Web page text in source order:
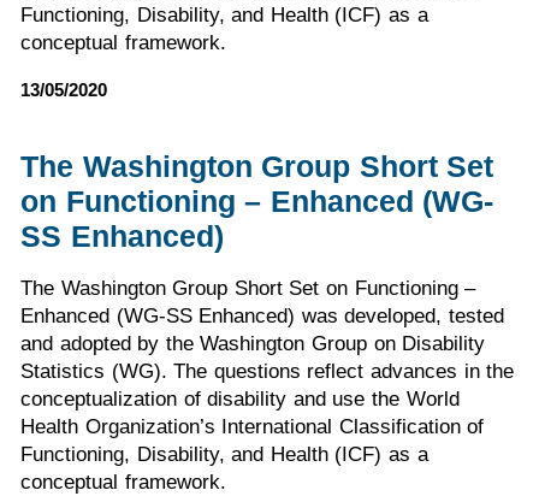
Functioning, Disability, and Health (ICF) as a
conceptual framework.
13/05/2020
The Washington Group Short Set
on Functioning – Enhanced (WG-
SS Enhanced)
The Washington Group Short Set on Functioning –
Enhanced (WG-SS Enhanced) was developed, tested
and adopted by the Washington Group on Disability
Statistics (WG). The questions reflect advances in the
conceptualization of disability and use the World
Health Organization’s International Classification of
Functioning, Disability, and Health (ICF) as a
conceptual framework.